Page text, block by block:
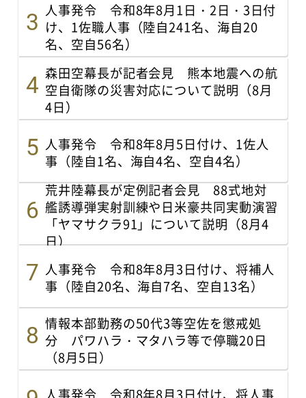
人事発令 令和8年8月1日・2日・3日付
け、1佐職人事（陸自241名、海自20
名、空自56名）
森田空幕長が記者会見 熊本地震への航
空自衛隊の災害対応について説明（8月
4日）
人事発令 令和8年8月5日付け、1佐人
事（陸自1名、海自4名、空自4名）
荒井陸幕長が定例記者会見 88式地対
艦誘導弾実射訓練や日米豪共同実動演習
「ヤマサクラ91」について説明（8月4
日）
人事発令 令和8年8月3日付け、将補人
事（陸自20名、海自7名、空自13名）
情報本部勤務の50代3等空佐を懲戒処
分 パワハラ・マタハラ等で停職20日
（8月5日）
人事発令 令和8年8月3日付け、将人事